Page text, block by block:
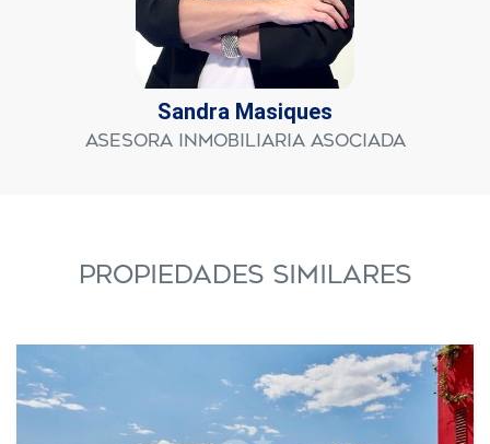
Sandra Masiques
Asesora Inmobiliaria Asociada
PROPIEDADES SIMILARES